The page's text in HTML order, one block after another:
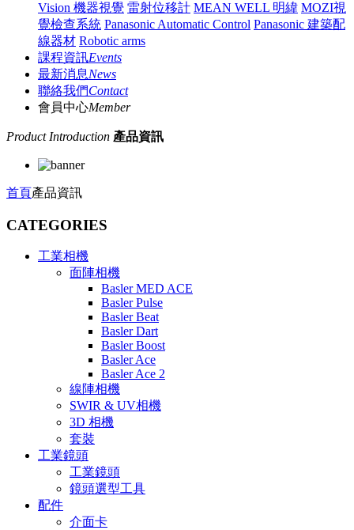
Vision 機器視覺 雷射位移計 MEAN WELL 明緯 MOZI視
覺檢查系統 Panasonic Automatic Control Panasonic 建築配
線器材 Robotic arms
課程資訊Events
最新消息News
聯絡我們Contact
會員中心Member
Product Introduction 產品資訊
首頁產品資訊
CATEGORIES
工業相機
面陣相機
Basler MED ACE
Basler Pulse
Basler Beat
Basler Dart
Basler Boost
Basler Ace
Basler Ace 2
線陣相機
SWIR & UV相機
3D 相機
套裝
工業鏡頭
工業鏡頭
鏡頭選型工具
配件
介面卡